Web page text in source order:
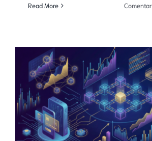
Read More